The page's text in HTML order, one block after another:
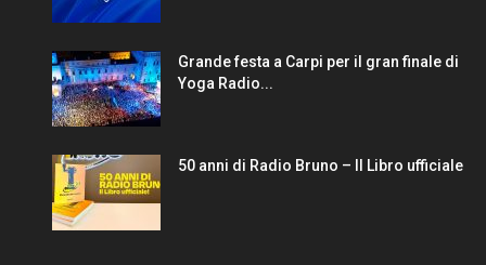
Grande festa a Carpi per il gran finale di
Yoga Radio...
50 anni di Radio Bruno – Il Libro ufficiale